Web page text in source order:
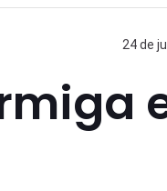
24 de